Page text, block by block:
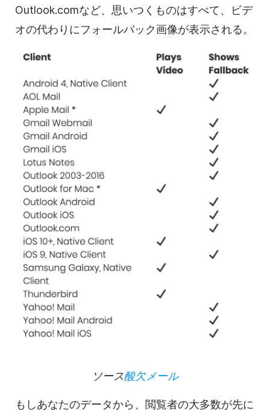
Outlook.comなど、思いつくものはすべて、
ビデ
オの代わりにフォールバック画像が表示される。
ソース酸欠メール
もしあなたのデータから、閲覧者の大多数が先に